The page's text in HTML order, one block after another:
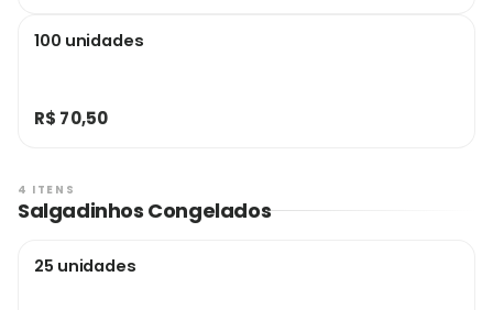
100 unidades
R$ 70,50
4 ITENS
Salgadinhos Congelados
25 unidades